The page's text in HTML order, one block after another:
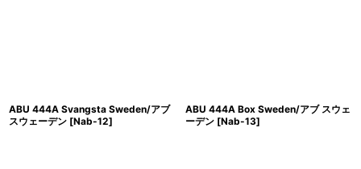
ABU 444A Svangsta Sweden/アブ
スウェーデン [Nab-12]
ABU 444A Box Sweden/アブ スウェ
ーデン [Nab-13]